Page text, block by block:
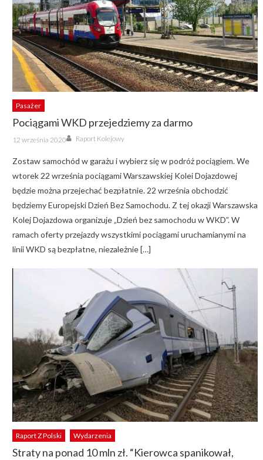
Pasażer
Pociągami WKD przejedziemy za darmo
Posted
on
12 września 2020 Author
Raport Kolejowy
Zostaw samochód w garażu i wybierz się w podróż pociągiem. We
wtorek 22 września pociągami Warszawskiej Kolei Dojazdowej
będzie można przejechać bezpłatnie. 22 września obchodzić
będziemy Europejski Dzień Bez Samochodu. Z tej okazji Warszawska
Kolej Dojazdowa organizuje „Dzień bez samochodu w WKD”. W
ramach oferty przejazdy wszystkimi pociągami uruchamianymi na
linii WKD są bezpłatne, niezależnie […]
Raport Z Polski Wydarzenia
Straty na ponad 10 mln zł. “Kierowca spanikował,